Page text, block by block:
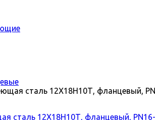
сталь 12Х18Н10Т, фланцевый,